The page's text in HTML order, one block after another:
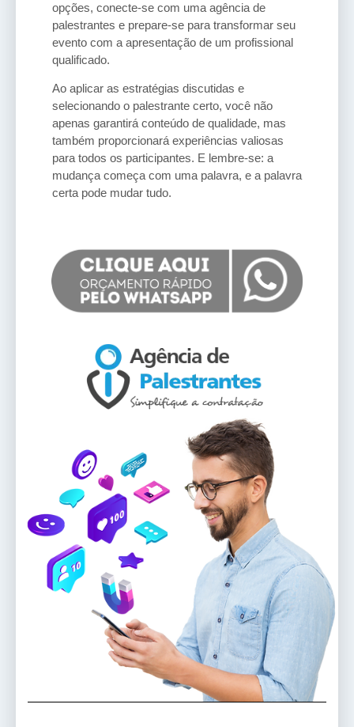
opções, conecte-se com uma agência de
palestrantes e prepare-se para transformar seu
evento com a apresentação de um profissional
qualificado.
Ao aplicar as estratégias discutidas e
selecionando o palestrante certo, você não
apenas garantirá conteúdo de qualidade, mas
também proporcionará experiências valiosas
para todos os participantes. E lembre-se: a
mudança começa com uma palavra, e a palavra
certa pode mudar tudo.